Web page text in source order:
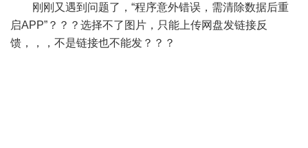
刚刚又遇到问题了，“程序意外错误，需清除数据后重
启APP”？？？选择不了图片，只能上传网盘发链接反
馈，，，不是链接也不能发？？？